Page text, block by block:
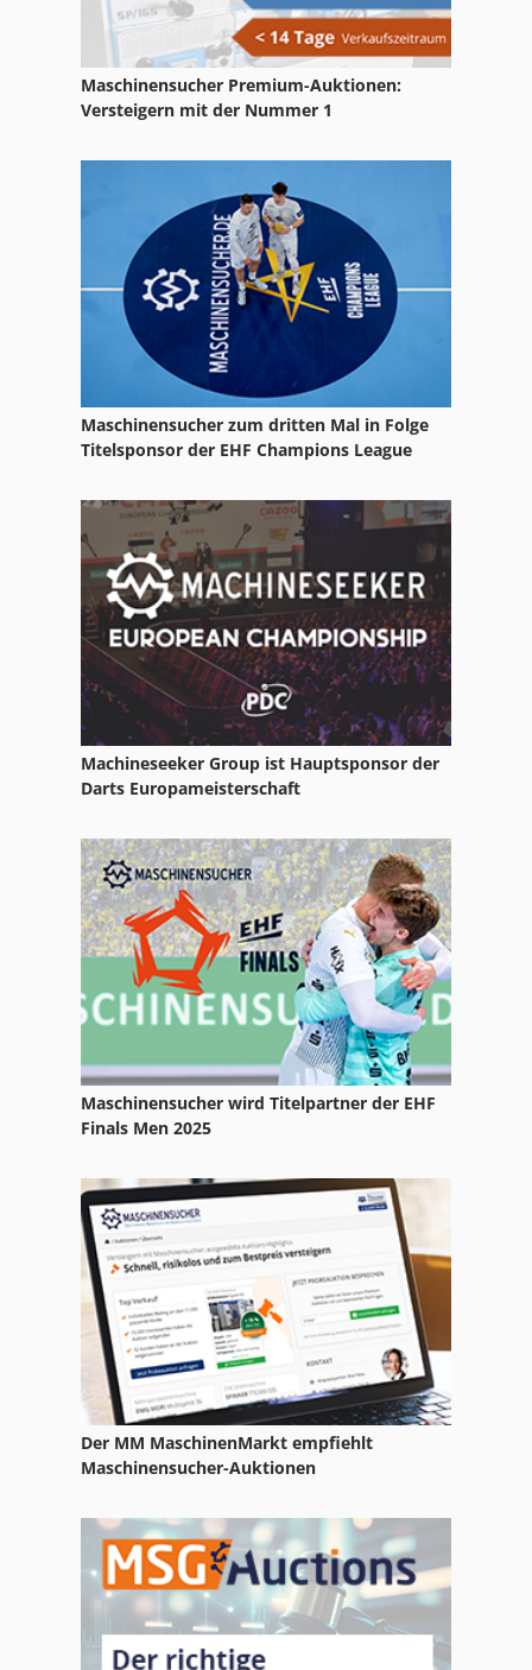
Hadef Kettenzug
Hebezeuge
Hubwerk
Kettenzug
Kranfahrwerk
Laufkatze
Seilzuege
Werkstattkran
Maschinensucher Premium-Auktionen:
Versteigern mit der Nummer 1
Maschinensucher zum dritten Mal in Folge
Titelsponsor der EHF Champions League
Machineseeker Group ist Hauptsponsor der
Darts Europameisterschaft
Maschinensucher wird Titelpartner der EHF
Finals Men 2025
Der MM MaschinenMarkt empfiehlt
Maschinensucher-Auktionen